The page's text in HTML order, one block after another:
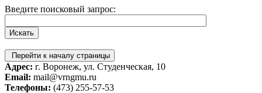
Введите поисковый запрос:
Перейти к началу страницы
Адрес: г. Воронеж, ул. Студенческая, 10
Email: mail@vrngmu.ru
Телефоны: (473) 255-57-53